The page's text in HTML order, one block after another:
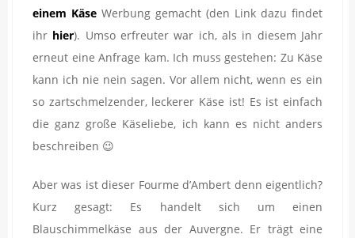
einem Käse Werbung gemacht (den Link dazu findet
ihr hier). Umso erfreuter war ich, als in diesem Jahr
erneut eine Anfrage kam. Ich muss gestehen: Zu Käse
kann ich nie nein sagen. Vor allem nicht, wenn es ein
so zartschmelzender, leckerer Käse ist! Es ist einfach
die ganz große Käseliebe, ich kann es nicht anders
beschreiben 😉
Aber was ist dieser Fourme d’Ambert denn eigentlich?
Kurz gesagt: Es handelt sich um einen
Blauschimmelkäse aus der Auvergne. Er trägt eine